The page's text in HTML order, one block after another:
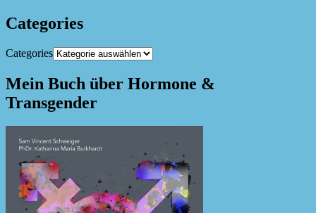
Categories
Categories
Mein Buch über Hormone &
Transgender